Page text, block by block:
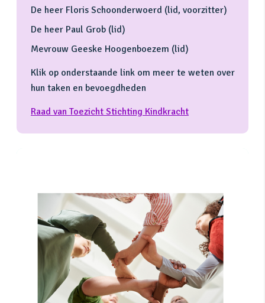
De heer Floris Schoonderwoerd (lid, voorzitter)
De heer Paul Grob (lid)
Mevrouw Geeske Hoogenboezem (lid)
Klik op onderstaande link om meer te weten over
hun taken en bevoegdheden
Raad van Toezicht Stichting Kindkracht